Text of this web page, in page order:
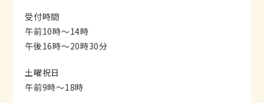
受付時間
午前10時〜14時
午後16時〜20時30分
土曜祝日
午前9時〜18時